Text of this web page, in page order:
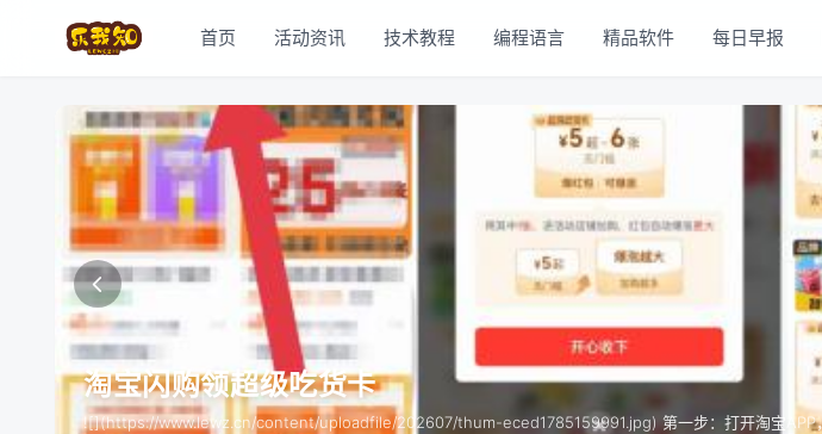
首页 活动资讯 技术教程 编程语言 精品软件 每日早报
淘宝闪购领超级吃货卡
![](https://www.lewz.cn/content/uploadfile/202607/thum-eced1785159991.jpg) 第一步：打开淘宝APP，在搜索框输入“闪购448”，即可进入活动会